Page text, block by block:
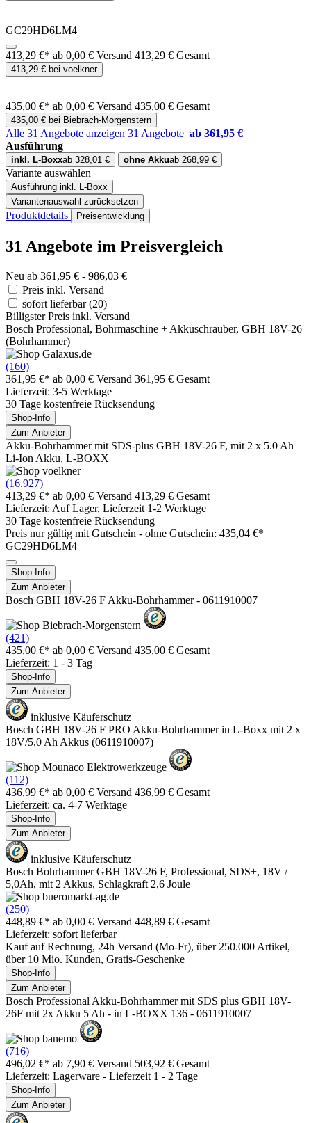
GC29HD6LM4
413,29 €* ab 0,00 € Versand 413,29 € Gesamt
413,29 € bei voelkner
435,00 €* ab 0,00 € Versand 435,00 € Gesamt
435,00 € bei Biebrach-Morgenstern
Alle 31 Angebote anzeigen 31 Angebote ab 361,95 €
Ausführung
inkl. L-Boxxab 328,01 € ohne Akkuab 268,99 €
Variante auswählen
Ausführung inkl. L-Boxx
Variantenauswahl zurücksetzen
Produktdetails Preisentwicklung
31 Angebote im Preisvergleich
Neu ab 361,95 € - 986,03 €
Preis inkl. Versand
sofort lieferbar(20)
Billigster Preis inkl. Versand
Bosch Professional, Bohrmaschine + Akkuschrauber, GBH 18V-26
(Bohrhammer)
(160)
361,95 €* ab 0,00 € Versand 361,95 € Gesamt
Lieferzeit: 3-5 Werktage
30 Tage kostenfreie Rücksendung
Shop-Info
Zum Anbieter
Akku-Bohrhammer mit SDS-plus GBH 18V-26 F, mit 2 x 5.0 Ah
Li-Ion Akku, L-BOXX
(16.927)
413,29 €* ab 0,00 € Versand 413,29 € Gesamt
Lieferzeit: Auf Lager, Lieferzeit 1-2 Werktage
30 Tage kostenfreie Rücksendung
Preis nur gültig mit Gutschein - ohne Gutschein: 435,04 €*
GC29HD6LM4
Shop-Info
Zum Anbieter
Bosch GBH 18V-26 F Akku-Bohrhammer - 0611910007
(421)
435,00 €* ab 0,00 € Versand 435,00 € Gesamt
Lieferzeit: 1 - 3 Tag
Shop-Info
Zum Anbieter
inklusive Käuferschutz
Bosch GBH 18V-26 F PRO Akku-Bohrhammer in L-Boxx mit 2 x
18V/5,0 Ah Akkus (0611910007)
(112)
436,99 €* ab 0,00 € Versand 436,99 € Gesamt
Lieferzeit: ca. 4-7 Werktage
Shop-Info
Zum Anbieter
inklusive Käuferschutz
Bosch Bohrhammer GBH 18V-26 F, Professional, SDS+, 18V /
5,0Ah, mit 2 Akkus, Schlagkraft 2,6 Joule
(250)
448,89 €* ab 0,00 € Versand 448,89 € Gesamt
Lieferzeit: sofort lieferbar
Kauf auf Rechnung, 24h Versand (Mo-Fr), über 250.000 Artikel,
über 10 Mio. Kunden, Gratis-Geschenke
Shop-Info
Zum Anbieter
Bosch Professional Akku-Bohrhammer mit SDS plus GBH 18V-
26F mit 2x Akku 5 Ah - in L-BOXX 136 - 0611910007
(716)
496,02 €* ab 7,90 € Versand 503,92 € Gesamt
Lieferzeit: Lagerware - Lieferzeit 1 - 2 Tage
Shop-Info
Zum Anbieter